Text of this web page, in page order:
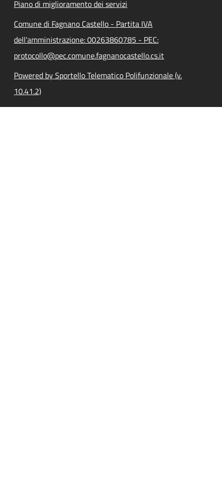
Piano di miglioramento dei servizi
Comune di Fagnano Castello - Partita IVA
dell'amministrazione: 00263860785 - PEC:
protocollo@pec.comune.fagnanocastello.cs.it
Powered by Sportello Telematico Polifunzionale (v.
10.41.2)